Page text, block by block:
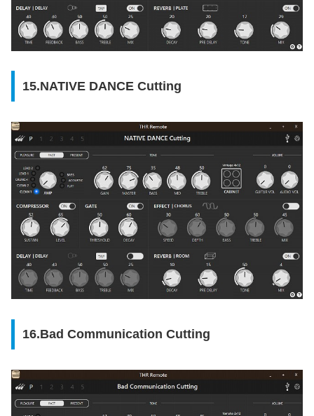
15.NATIVE DANCE Cutting
16.Bad Communication Cutting